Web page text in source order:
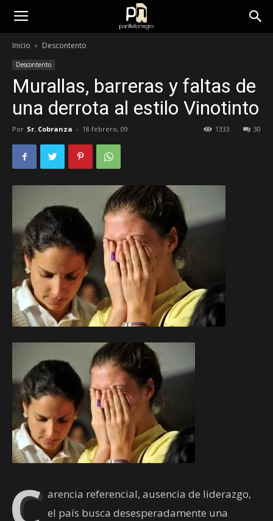
panfletonegro
Inicio Descontento
Descontento
Murallas, barreras y faltas de
una derrota al estilo Vinotinto
Por Sr. Cobranza - 18 febrero, 09 30
1333
arencia referencial, ausencia de liderazgo,
el país busca desesperadamente una